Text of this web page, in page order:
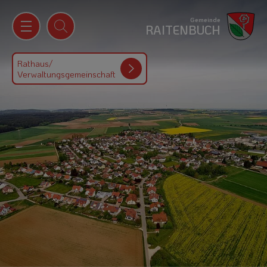
Gemeinde
RAITENBUCH
Rathaus/
Verwaltungsgemeinschaft